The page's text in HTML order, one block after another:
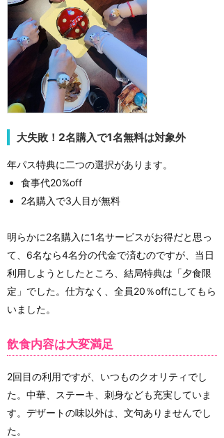
大失敗！2名購入で1名無料は対象外
年パス特典に二つの選択があります。
食事代20%off
2名購入で3人目が無料
明らかに2名購入に1名サービスがお得だと思っ
て、6名なら4名分の代金で済むのですが、当日
利用しようとしたところ、結局特典は「夕食限
定」でした。仕方なく、全員20％offにしてもら
いました。
飲食内容は大変満足
2回目の利用ですが、いつものクオリティでし
た。中華、ステーキ、刺身なども充実していま
す。デザートの味以外は、文句ありませんでし
た。